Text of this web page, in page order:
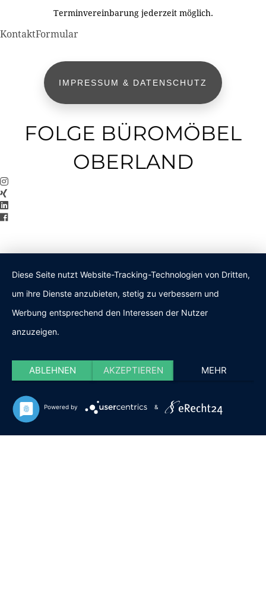
Terminvereinbarung jederzeit möglich.
KontaktFormular
IMPRESSUM & DATENSCHUTZ
FOLGE BÜROMÖBEL
OBERLAND
Diese Seite nutzt Website-Tracking-Technologien von Dritten,
um ihre Dienste anzubieten, stetig zu verbessern und
Werbung entsprechend den Interessen der Nutzer
anzuzeigen.
ABLEHNEN AKZEPTIEREN MEHR
Powered by &